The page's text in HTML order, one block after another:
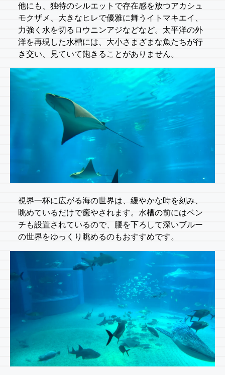
他にも、独特のシルエットで存在感を放つアカシュ
モクザメ、大きなヒレで優雅に舞うイトマキエイ、
力強く水を切るロウニンアジなどなど。太平洋の外
洋を再現した水槽には、大小さまざまな魚たちが行
き交い、見ていて飽きることがありません。
視界一杯に広がる海の世界は、緩やかな時を刻み、
眺めているだけで癒やされます。水槽の前にはベン
チも設置されているので、腰を下ろして深いブルー
の世界をゆっくり眺めるのもおすすめです。